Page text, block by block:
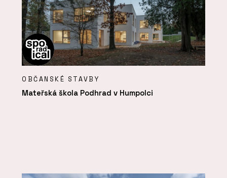
OBČANSKÉ STAVBY
Mateřská škola Podhrad v Humpolci